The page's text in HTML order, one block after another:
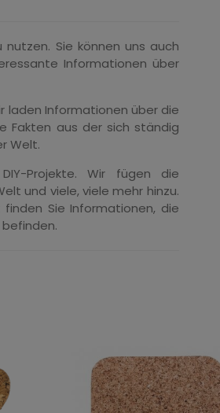
Sie können uns auch
Informationen über
laden Informationen über die
Fakten aus der sich ständig
Welt.
Projekte. Wir fügen die
und viele, viele mehr hinzu.
Sie Informationen, die